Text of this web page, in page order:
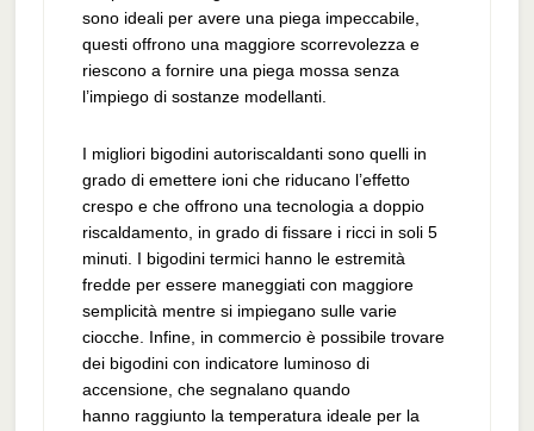
sono ideali per avere una piega impeccabile,
questi offrono una maggiore scorrevolezza e
riescono a fornire una piega mossa senza
l’impiego di sostanze modellanti.
I migliori bigodini autoriscaldanti sono quelli in
grado di emettere ioni che riducano l’effetto
crespo e che offrono una tecnologia a doppio
riscaldamento, in grado di fissare i ricci in soli 5
minuti. I bigodini termici hanno le estremità
fredde per essere maneggiati con maggiore
semplicità mentre si impiegano sulle varie
ciocche. Infine, in commercio è possibile trovare
dei bigodini con indicatore luminoso di
accensione, che segnalano quando
hanno raggiunto la temperatura ideale per la